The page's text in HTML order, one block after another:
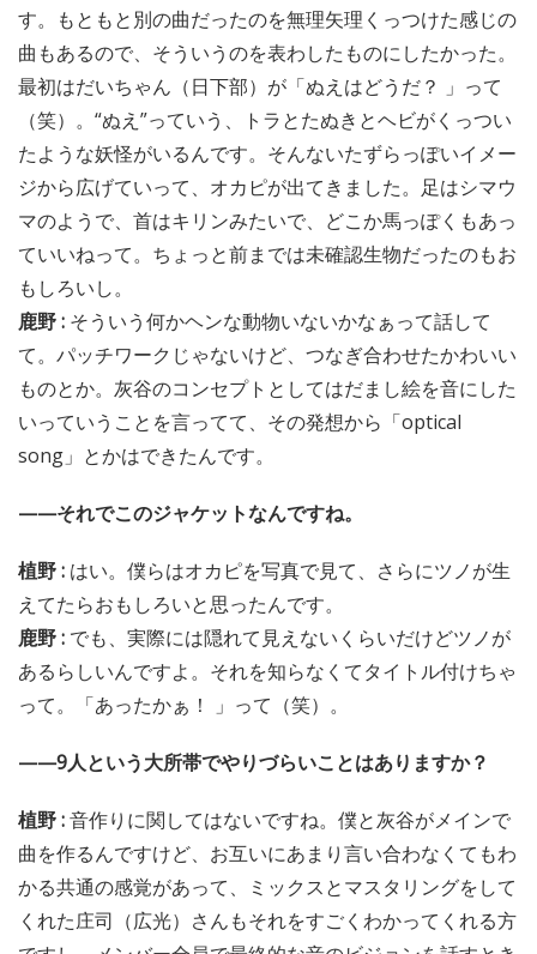
す。もともと別の曲だったのを無理矢理くっつけた感じの
曲もあるので、そういうのを表わしたものにしたかった。
最初はだいちゃん（日下部）が「ぬえはどうだ？ 」って
（笑）。“ぬえ”っていう、トラとたぬきとヘビがくっつい
たような妖怪がいるんです。そんないたずらっぽいイメー
ジから広げていって、オカピが出てきました。足はシマウ
マのようで、首はキリンみたいで、どこか馬っぽくもあっ
ていいねって。ちょっと前までは未確認生物だったのもお
もしろいし。
鹿野 : そういう何かヘンな動物いないかなぁって話して
て。パッチワークじゃないけど、つなぎ合わせたかわいい
ものとか。灰谷のコンセプトとしてはだまし絵を音にした
いっていうことを言ってて、その発想から「optical
song」とかはできたんです。
——それでこのジャケットなんですね。
植野 : はい。僕らはオカピを写真で見て、さらにツノが生
えてたらおもしろいと思ったんです。
鹿野 : でも、実際には隠れて見えないくらいだけどツノが
あるらしいんですよ。それを知らなくてタイトル付けちゃ
って。「あったかぁ！ 」って（笑）。
——9人という大所帯でやりづらいことはありますか？
植野 :音作りに関してはないですね。僕と灰谷がメインで
曲を作るんですけど、お互いにあまり言い合わなくてもわ
かる共通の感覚があって、ミックスとマスタリングをして
くれた庄司（広光）さんもそれをすごくわかってくれる方